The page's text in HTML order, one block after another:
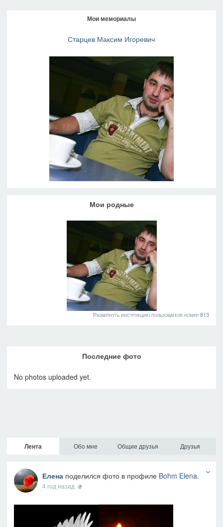
Мои мемориалы
Старцев Максим Игоревич
Мои родные
Развернуть инструкцию пользователя номер 813
Последние фото
No photos uploaded yet.
Лента Обо мне Общие друзья Друзья
Еленаподелился фото в профиле Bohm Elena.
4 год назад